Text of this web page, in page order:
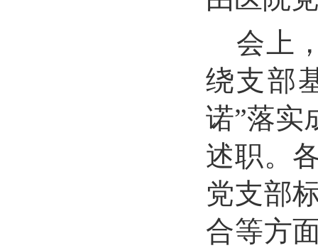
会上
绕支部
诺”落实
述职。
党支部
合等方